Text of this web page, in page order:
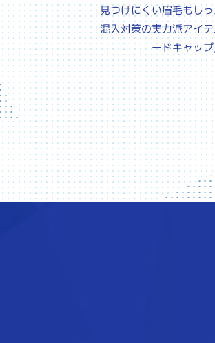
見つけにくい眉毛もし
混入対策の実力派アイ
ードキャッ